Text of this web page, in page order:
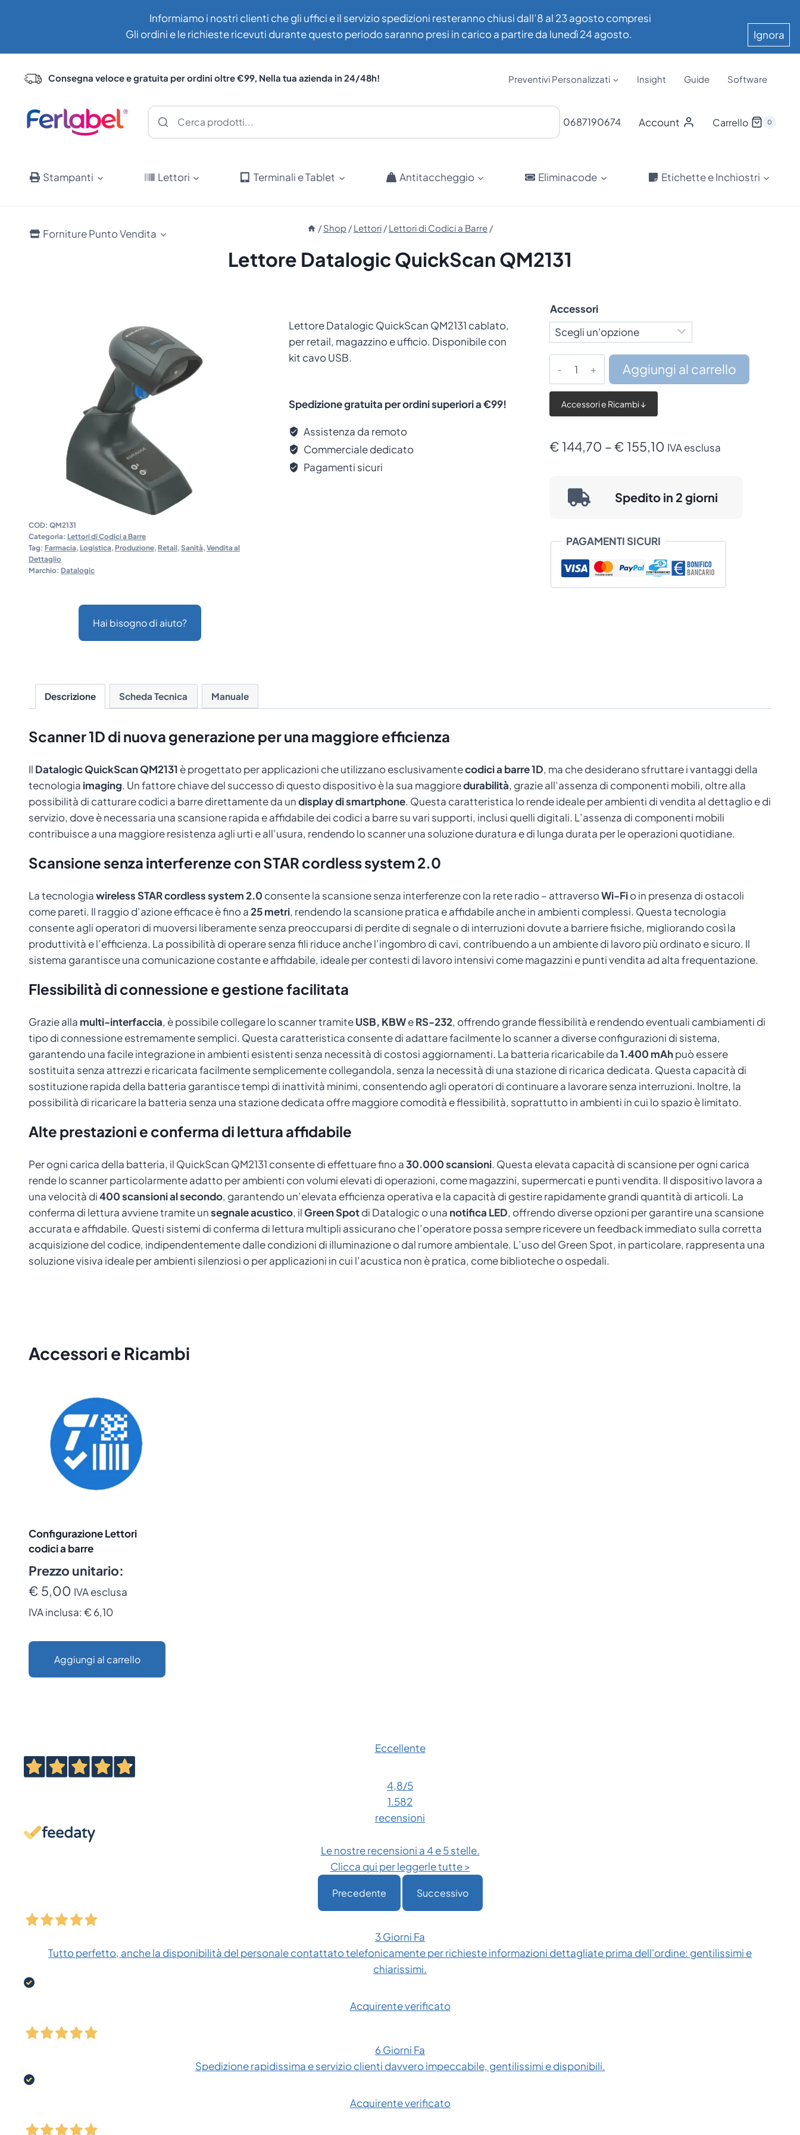
Informiamo i nostri clienti che gli uffici e il servizio spedizioni resteranno chiusi dall’8 al 23 agosto compresi
Gli ordini e le richieste ricevuti durante questo periodo saranno presi in carico a partire da lunedì 24 agosto.
Ignora
Consegna veloce e gratuita per ordini oltre €99, Nella tua azienda in 24/48h! Preventivi Personalizzati Insight Guide Software
0687190674 Account Carrello 0
Stampanti Lettori Terminali e Tablet Antitaccheggio Eliminacode Etichette e Inchiostri
Forniture Punto Vendita / Shop / Lettori / Lettori di Codici a Barre /
Lettore Datalogic QuickScan QM2131
COD: QM2131
Categoria: Lettori di Codici a Barre
Tag: Farmacia, Logistica, Produzione, Retail, Sanità, Vendita al
Dettaglio
Marchio: Datalogic
Hai bisogno di aiuto?
Lettore Datalogic QuickScan QM2131 cablato,
per retail, magazzino e ufficio. Disponibile con
kit cavo USB.
Spedizione gratuita per ordini superiori a €99!
Assistenza da remoto
Commerciale dedicato
Pagamenti sicuri
Accessori
QuickScan
QM2131
Aggiungi al carrello
Accessori e Ricambi ↓
€ 144,70 –€ 155,10 Fascia
da
€ 155,10
IVA esclusa
Spedito in 2 giorni
PAGAMENTI SICURI
Descrizione Scheda Tecnica Manuale
Scanner 1D di nuova generazione per una maggiore efficienza
Il Datalogic QuickScan QM2131 è progettato per applicazioni che utilizzano esclusivamentecodici a barre 1D, ma che desiderano sfruttare i vantaggi della
tecnologia imaging. Un fattore chiave del successo di questo dispositivo è la sua maggioredurabilità, grazie all’assenza di componenti mobili, oltre alla
possibilità di catturare codici a barre direttamente da undisplay di smartphone. Questa caratteristica lo rende ideale per ambienti di vendita al dettaglio e di
servizio, dove è necessaria una scansione rapida e affidabile dei codici a barre su vari supporti, inclusi quelli digitali. L’assenza di componenti mobili
contribuisce a una maggiore resistenza agli urti e all’usura, rendendo lo scanner una soluzione duratura e di lunga durata per le operazioni quotidiane.
Scansione senza interferenze con STAR cordless system 2.0
La tecnologiawireless STAR cordless system 2.0 consente la scansione senza interferenze con la rete radio – attraversoWi-Fio in presenza di ostacoli
come pareti. Il raggio d’azione efficace è fino a25 metri, rendendo la scansione pratica e affidabile anche in ambienti complessi. Questa tecnologia
consente agli operatori di muoversi liberamente senza preoccuparsi di perdite di segnale o di interruzioni dovute a barriere fisiche, migliorando così la
produttività e l’efficienza. La possibilità di operare senza fili riduce anche l’ingombro di cavi, contribuendo a un ambiente di lavoro più ordinato e sicuro. Il
sistema garantisce una comunicazione costante e affidabile, ideale per contesti di lavoro intensivi come magazzini e punti vendita ad alta frequentazione.
Flessibilità di connessione e gestione facilitata
Grazie alla multi-interfaccia, è possibile collegare lo scanner tramiteUSB, KBWeRS-232, offrendo grande flessibilità e rendendo eventuali cambiamenti di
tipo di connessione estremamente semplici. Questa caratteristica consente di adattare facilmente lo scanner a diverse configurazioni di sistema,
garantendo una facile integrazione in ambienti esistenti senza necessità di costosi aggiornamenti. La batteria ricaricabile da1.400 mAhpuò essere
sostituita senza attrezzi e ricaricata facilmente semplicemente collegandola, senza la necessità di una stazione di ricarica dedicata. Questa capacità di
sostituzione rapida della batteria garantisce tempi di inattività minimi, consentendo agli operatori di continuare a lavorare senza interruzioni. Inoltre, la
possibilità di ricaricare la batteria senza una stazione dedicata offre maggiore comodità e flessibilità, soprattutto in ambienti in cui lo spazio è limitato.
Alte prestazioni e conferma di lettura affidabile
Per ogni carica della batteria, il QuickScan QM2131 consente di effettuare fino a30.000 scansioni. Questa elevata capacità di scansione per ogni carica
rende lo scanner particolarmente adatto per ambienti con volumi elevati di operazioni, come magazzini, supermercati e punti vendita. Il dispositivo lavora a
una velocità di400 scansioni al secondo, garantendo un’elevata efficienza operativa e la capacità di gestire rapidamente grandi quantità di articoli. La
conferma di lettura avviene tramite unsegnale acustico, ilGreen Spotdi Datalogic o una notifica LED, offrendo diverse opzioni per garantire una scansione
accurata e affidabile. Questi sistemi di conferma di lettura multipli assicurano che l’operatore possa sempre ricevere un feedback immediato sulla corretta
acquisizione del codice, indipendentemente dalle condizioni di illuminazione o dal rumore ambientale. L’uso del Green Spot, in particolare, rappresenta una
soluzione visiva ideale per ambienti silenziosi o per applicazioni in cui l’acustica non è pratica, come biblioteche o ospedali.
Accessori e Ricambi
Configurazione Lettori
codici a barre
Prezzo unitario:
€ 5,00 IVA esclusa
IVA inclusa: € 6,10
Aggiungi al carrello
Eccellente
4,8/5
1.582
recensioni
Le nostre recensioni a 4 e 5 stelle.
Clicca qui per leggerle tutte >
Precedente Successivo
3 Giorni Fa
Tutto perfetto, anche la disponibilità del personale contattato telefonicamente per richieste informazioni dettagliate prima dell'ordine: gentilissimi e
chiarissimi.
Acquirente verificato
6 Giorni Fa
Spedizione rapidissima e servizio clienti davvero impeccabile, gentilissimi e disponibili.
Acquirente verificato